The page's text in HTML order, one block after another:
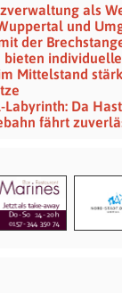
als
und
der
bieten
Mittelstand
Da
fährt